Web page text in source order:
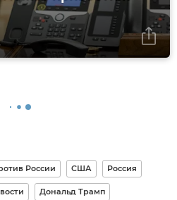
России США Россия
Дональд Трамп